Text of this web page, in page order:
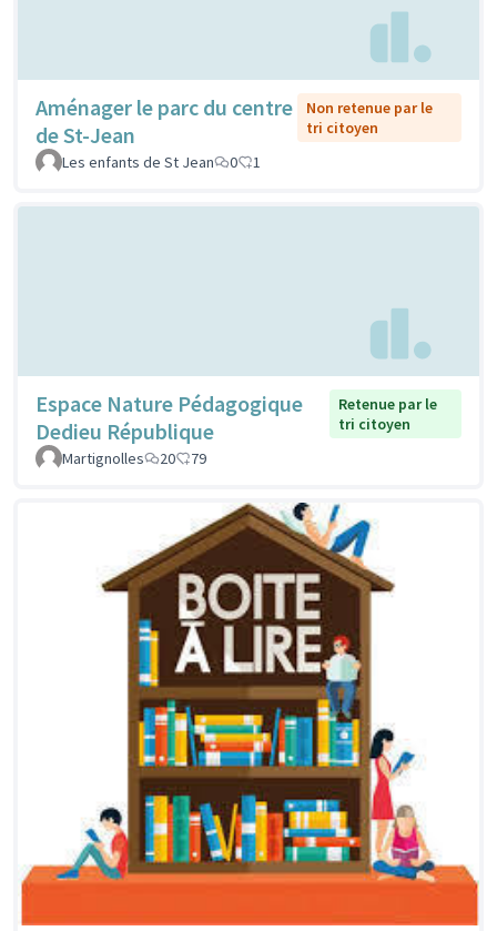
Aménager le parc du centre
de St-Jean
Non retenue par le
tri citoyen
Les enfants de St Jean
0 1
Espace Nature Pédagogique
Dedieu République
Retenue par le
tri citoyen
Martignolles
20 79